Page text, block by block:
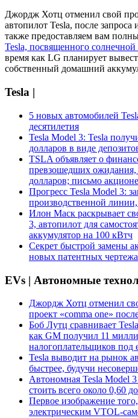
Джордж Хотц отменил свой
автопилот Tesla, после
также предоставляем вам
Tesla, посвященного
время как LG планирует
собственный домашний
Tesla |
5 новых автомобилей
десятилетия
Tesla Model 3: Tesla
долларов в виде
TSLA объявляет о
превзошедших
долларов; письмо
Прогресс Tesla Model 3:
производственной
Илон Маск раскрывает
3, автопилот для
аккумулятор на 100 кВтч
Секрет быстрой замены
новых патентных
EVs | Автономные
Джордж Хотц отменил
проект «comma one»
Боб Лутц сравнивает
как GM получил 11
налогоплательщиков под
Tesla выводит на рынок
быстрее, будучи
Автономная Tesla Model
стоить всего около 0,60
Первое изображение того,
электрическим VTOL-